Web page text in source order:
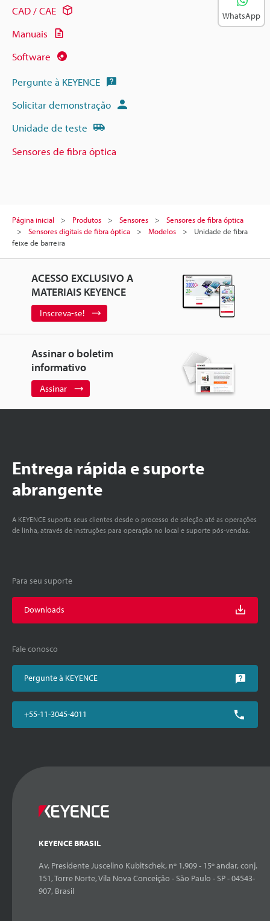
CAD / CAE
Manuais
Software
Pergunte à KEYENCE
Solicitar demonstração
Unidade de teste
Sensores de fibra óptica
Página inicial Produtos Sensores
Sensores de fibra óptica
Sensores digitais de fibra óptica
Modelos
Unidade de fibra
feixe de barreira
ACESSO EXCLUSIVO A
MATERIAIS KEYENCE
Inscreva-se!
Assinar o boletim
informativo
Assinar
Entrega rápida e suporte
abrangente
A KEYENCE suporta seus clientes desde o processo de seleção até as operações
de linha, através de instruções para operação no local e suporte pós-vendas.
Para seu suporte
Downloads
Fale conosco
Pergunte à KEYENCE
+55-11-3045-4011
KEYENCE BRASIL
Av. Presidente Juscelino Kubitschek, nº 1.909 - 15º andar, conj.
151, Torre Norte, Vila Nova Conceição - São Paulo - SP - 04543-
907, Brasil
WhatsApp